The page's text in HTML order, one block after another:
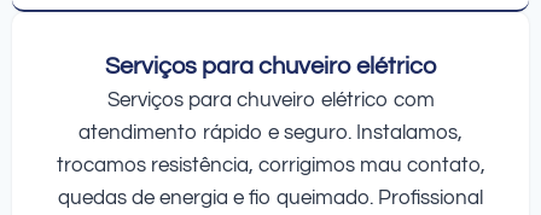
Serviços para chuveiro elétrico
Serviços para chuveiro elétrico com
atendimento rápido e seguro. Instalamos,
trocamos resistência, corrigimos mau contato,
quedas de energia e fio queimado. Profissional